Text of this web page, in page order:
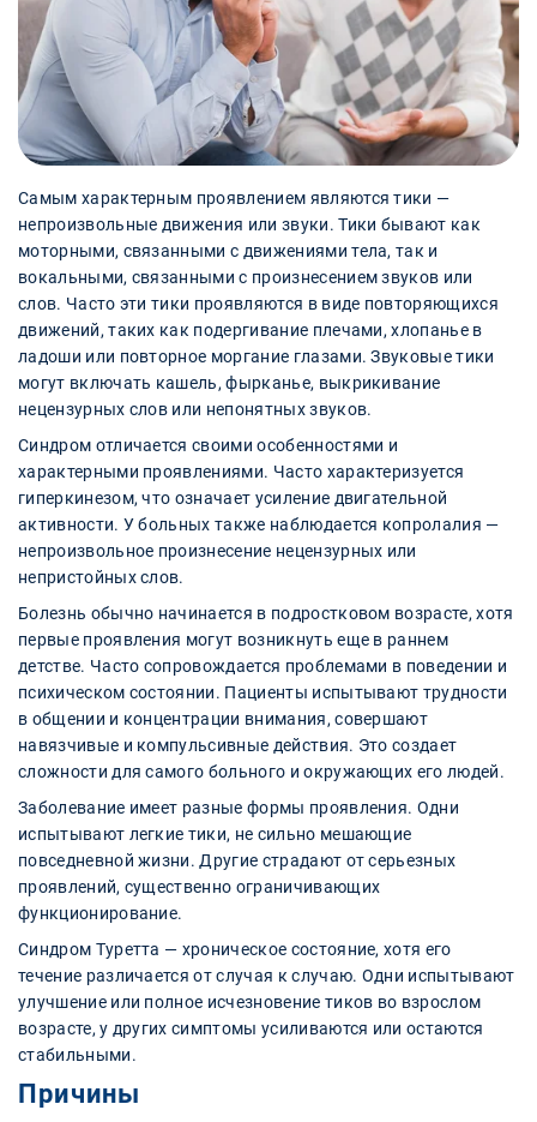
Самым характерным проявлением являются тики —
непроизвольные движения или звуки. Тики бывают как
моторными, связанными с движениями тела, так и
вокальными, связанными с произнесением звуков или
слов. Часто эти тики проявляются в виде повторяющихся
движений, таких как подергивание плечами, хлопанье в
ладоши или повторное моргание глазами. Звуковые тики
могут включать кашель, фырканье, выкрикивание
нецензурных слов или непонятных звуков.
Синдром отличается своими особенностями и
характерными проявлениями. Часто характеризуется
гиперкинезом, что означает усиление двигательной
активности. У больных также наблюдается копролалия —
непроизвольное произнесение нецензурных или
непристойных слов.
Болезнь обычно начинается в подростковом возрасте, хотя
первые проявления могут возникнуть еще в раннем
детстве. Часто сопровождается проблемами в поведении и
психическом состоянии. Пациенты испытывают трудности
в общении и концентрации внимания, совершают
навязчивые и компульсивные действия. Это создает
сложности для самого больного и окружающих его людей.
Заболевание имеет разные формы проявления. Одни
испытывают легкие тики, не сильно мешающие
повседневной жизни. Другие страдают от серьезных
проявлений, существенно ограничивающих
функционирование.
Синдром Туретта — хроническое состояние, хотя его
течение различается от случая к случаю. Одни испытывают
улучшение или полное исчезновение тиков во взрослом
возрасте, у других симптомы усиливаются или остаются
стабильными.
Причины